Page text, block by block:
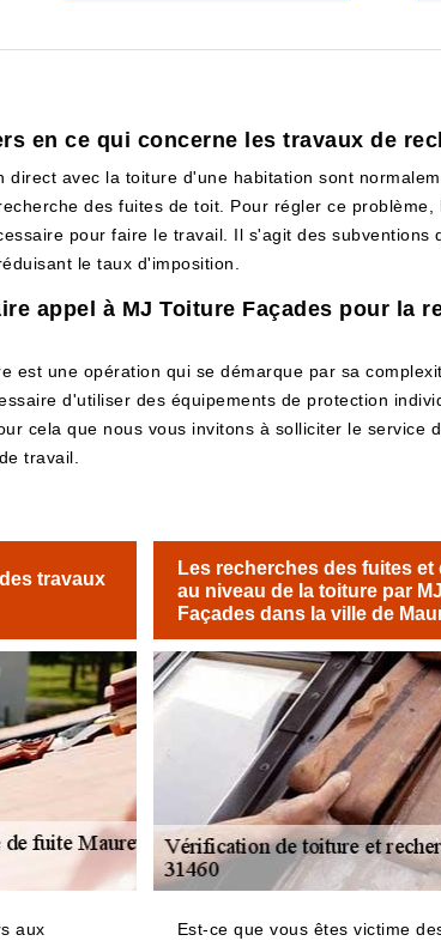
en ce qui concerne les travaux de
direct avec la toiture d'une habitation sont
des fuites de toit. Pour régler ce
pour faire le travail. Il s'agit des
le taux d'imposition.
appel à MJ Toiture Façades pour la
est une opération qui se démarque par sa
d'utiliser des équipements de protection
cela que nous vous invitons à solliciter le
travail.
travaux
aux
Les recherches des fuites
au niveau de la toiture par
Façades dans la ville de
Est-ce que vous êtes victime